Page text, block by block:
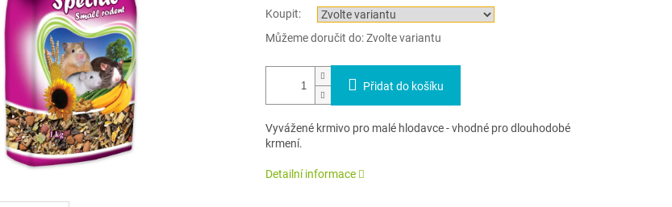
Koupit:
Můžeme doručit do: Zvolte variantu
Přidat do košíku
Vyvážené krmivo pro malé hlodavce - vhodné pro dlouhodobé
krmení.
Detailní informace